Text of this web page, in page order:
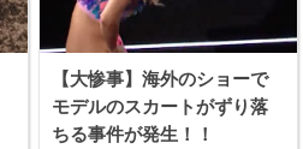
【大惨事】海外のショーで
モデルのスカートがずり落
ちる事件が発生！！